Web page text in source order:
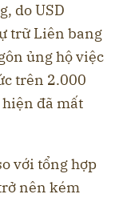
do USD
trữ Liên bang
ủng hộ việc
trên 2.000
đã mất
với tổng hợp
nên kém